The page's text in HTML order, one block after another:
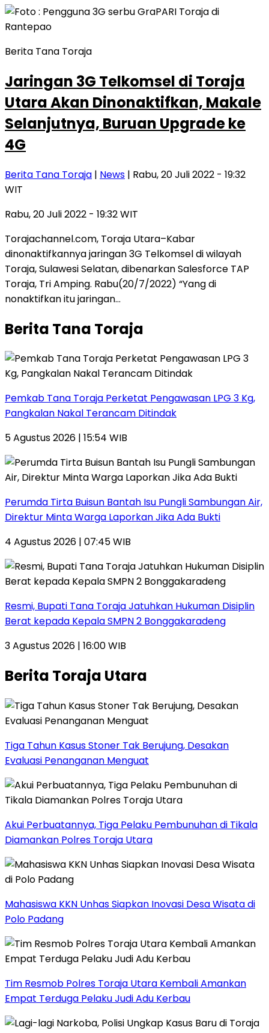
Berita Tana Toraja
Jaringan 3G Telkomsel di Toraja
Utara Akan Dinonaktifkan, Makale
Selanjutnya, Buruan Upgrade ke
4G
Berita Tana Toraja | News | Rabu, 20 Juli 2022 - 19:32
WIT
Rabu, 20 Juli 2022 - 19:32 WIT
Torajachannel.com, Toraja Utara–Kabar
dinonaktifkannya jaringan 3G Telkomsel di wilayah
Toraja, Sulawesi Selatan, dibenarkan Salesforce TAP
Toraja, Tri Amping. Rabu(20/7/2022) “Yang di
nonaktifkan itu jaringan…
Berita Tana Toraja
Pemkab Tana Toraja Perketat Pengawasan LPG 3 Kg,
Pangkalan Nakal Terancam Ditindak
5 Agustus 2026 | 15:54 WIB
Perumda Tirta Buisun Bantah Isu Pungli Sambungan Air,
Direktur Minta Warga Laporkan Jika Ada Bukti
4 Agustus 2026 | 07:45 WIB
Resmi, Bupati Tana Toraja Jatuhkan Hukuman Disiplin
Berat kepada Kepala SMPN 2 Bonggakaradeng
3 Agustus 2026 | 16:00 WIB
Berita Toraja Utara
Tiga Tahun Kasus Stoner Tak Berujung, Desakan
Evaluasi Penanganan Menguat
Akui Perbuatannya, Tiga Pelaku Pembunuhan di Tikala
Diamankan Polres Toraja Utara
Mahasiswa KKN Unhas Siapkan Inovasi Desa Wisata di
Polo Padang
Tim Resmob Polres Toraja Utara Kembali Amankan
Empat Terduga Pelaku Judi Adu Kerbau